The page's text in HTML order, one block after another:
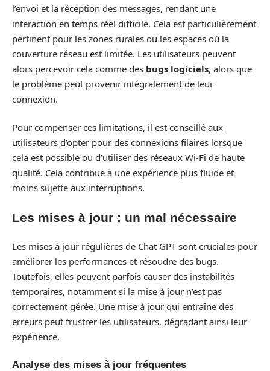
l’envoi et la réception des messages, rendant une
interaction en temps réel difficile. Cela est particulièrement
pertinent pour les zones rurales ou les espaces où la
couverture réseau est limitée. Les utilisateurs peuvent
alors percevoir cela comme des bugs logiciels, alors que
le problème peut provenir intégralement de leur
connexion.
Pour compenser ces limitations, il est conseillé aux
utilisateurs d’opter pour des connexions filaires lorsque
cela est possible ou d’utiliser des réseaux Wi-Fi de haute
qualité. Cela contribue à une expérience plus fluide et
moins sujette aux interruptions.
Les mises à jour : un mal nécessaire
Les mises à jour régulières de Chat GPT sont cruciales pour
améliorer les performances et résoudre des bugs.
Toutefois, elles peuvent parfois causer des instabilités
temporaires, notamment si la mise à jour n’est pas
correctement gérée. Une mise à jour qui entraîne des
erreurs peut frustrer les utilisateurs, dégradant ainsi leur
expérience.
Analyse des mises à jour fréquentes